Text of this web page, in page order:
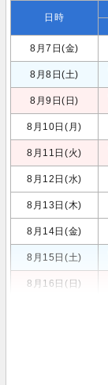
日時
8月7日(金)
8月8日(土)
8月9日(日)
8月10日(月)
8月11日(火)
8月12日(水)
8月13日(木)
8月14日(金)
8月15日(土)
8月16日(日)